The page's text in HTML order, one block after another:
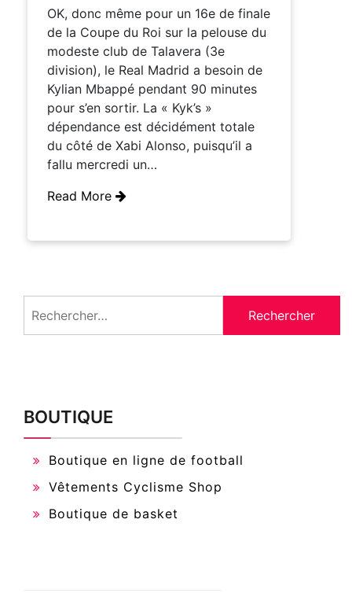
OK, donc même pour un 16e de finale
de la Coupe du Roi sur la pelouse du
modeste club de Talavera (3e
division), le Real Madrid a besoin de
Kylian Mbappé pendant 90 minutes
pour s’en sortir. La « Kyk’s »
dépendance est décidément totale
du côté de Xabi Alonso, puisqu’il a
fallu mercredi un…
Read More
BOUTIQUE
Boutique en ligne de football
Vêtements Cyclisme Shop
Boutique de basket